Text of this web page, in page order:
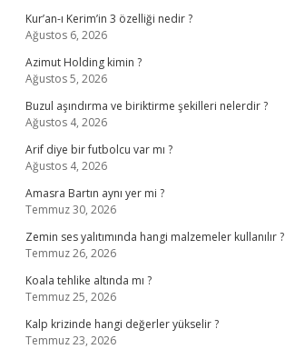
Kur’an-ı Kerim’in 3 özelliği nedir ?
Ağustos 6, 2026
Azimut Holding kimin ?
Ağustos 5, 2026
Buzul aşındırma ve biriktirme şekilleri nelerdir ?
Ağustos 4, 2026
Arif diye bir futbolcu var mı ?
Ağustos 4, 2026
Amasra Bartın aynı yer mi ?
Temmuz 30, 2026
Zemin ses yalıtımında hangi malzemeler kullanılır ?
Temmuz 26, 2026
Koala tehlike altında mı ?
Temmuz 25, 2026
Kalp krizinde hangi değerler yükselir ?
Temmuz 23, 2026